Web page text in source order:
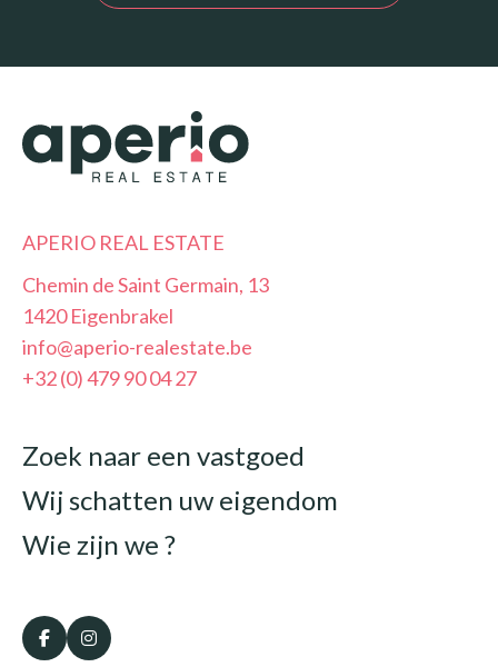
APERIO REAL ESTATE
Chemin de Saint Germain, 13
1420 Eigenbrakel
info@aperio-realestate.be
+32 (0) 479 90 04 27
Zoek naar een vastgoed
Wij schatten uw eigendom
Wie zijn we ?